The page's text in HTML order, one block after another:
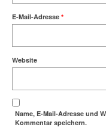
E-Mail-Adresse *
Website
Name, E-Mail-Adresse und
Kommentar speichern.